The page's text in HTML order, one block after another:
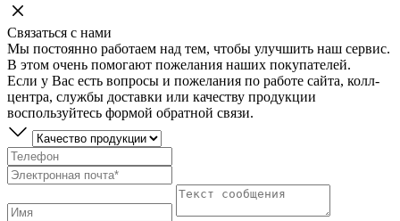
Связаться с нами
Мы постоянно работаем над тем, чтобы улучшить наш сервис.
В этом очень помогают пожелания наших покупателей.
Если у Вас есть вопросы и пожелания по работе сайта, колл-
центра, службы доставки или качеству продукции
воспользуйтесь формой обратной связи.